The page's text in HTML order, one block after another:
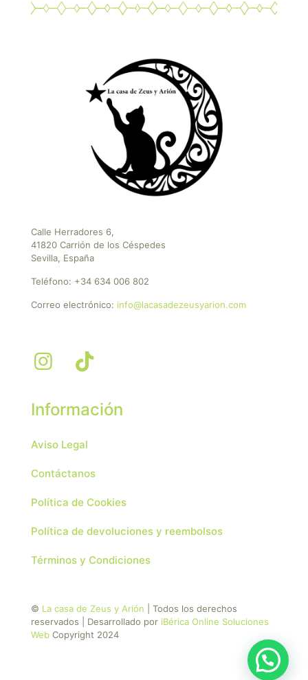
Calle Herradores 6,
41820 Carrión de los Céspedes
Sevilla, España
Teléfono: +34 634 006 802
Correo electrónico: info@lacasadezeusyarion.com
Información
Aviso Legal
Contáctanos
Política de Cookies
Política de devoluciones y reembolsos
Términos y Condiciones
© La casa de Zeus y Arión | Todos los derechos
reservados | Desarrollado por iBérica Online Soluciones
Web Copyright 2024